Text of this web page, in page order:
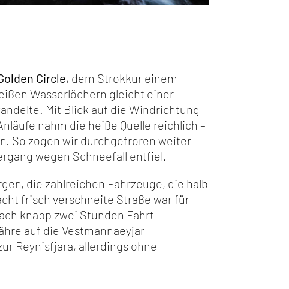
Circle, dem Strokkur einem
Wasserlöchern gleicht einer
Mit Blick auf die Windrichtung
nahm die heiße Quelle reichlich –
So zogen wir durchgefroren weiter
wegen Schneefall entfiel.
die zahlreichen Fahrzeuge, die halb
frisch verschneite Straße war für
knapp zwei Stunden Fahrt
auf die Vestmannaeyjar
Reynisfjara, allerdings ohne